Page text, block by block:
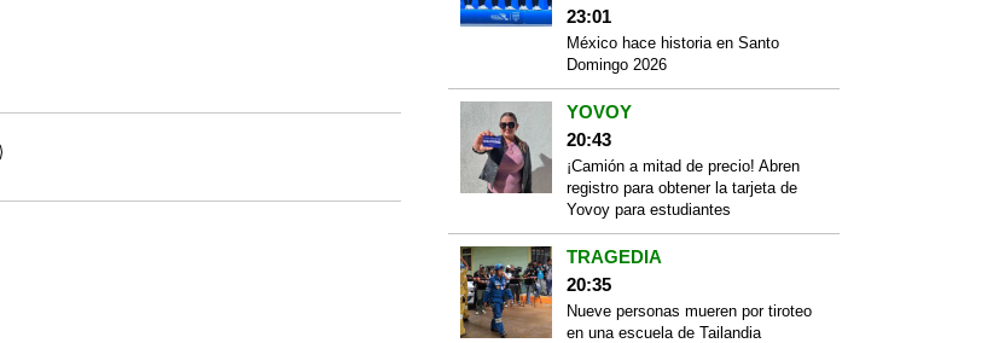
23:01
México hace historia en Santo
Domingo 2026
YOVOY
20:43
¡Camión a mitad de precio! Abren
registro para obtener la tarjeta de
Yovoy para estudiantes
TRAGEDIA
20:35
Nueve personas mueren por tiroteo
en una escuela de Tailandia